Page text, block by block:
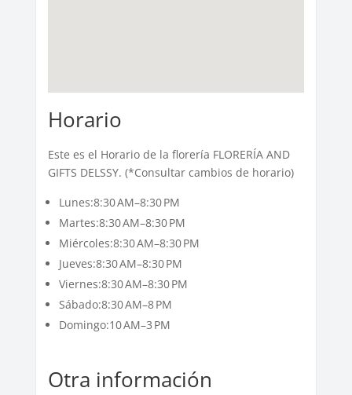
Horario
Este es el Horario de la florería FLORERÍA AND
GIFTS DELSSY. (*Consultar cambios de horario)
Lunes:8:30 AM–8:30 PM
Martes:8:30 AM–8:30 PM
Miércoles:8:30 AM–8:30 PM
Jueves:8:30 AM–8:30 PM
Viernes:8:30 AM–8:30 PM
Sábado:8:30 AM–8 PM
Domingo:10 AM–3 PM
Otra información